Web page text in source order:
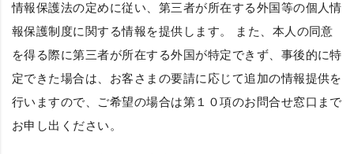
情報保護法の定めに従い、第三者が所在する外国等の個人情
報保護制度に関する情報を提供します。 また、本人の同意
を得る際に第三者が所在する外国が特定できず、事後的に特
定できた場合は、お客さまの要請に応じて追加の情報提供を
行いますので、ご希望の場合は第１０項のお問合せ窓口まで
お申し出ください。